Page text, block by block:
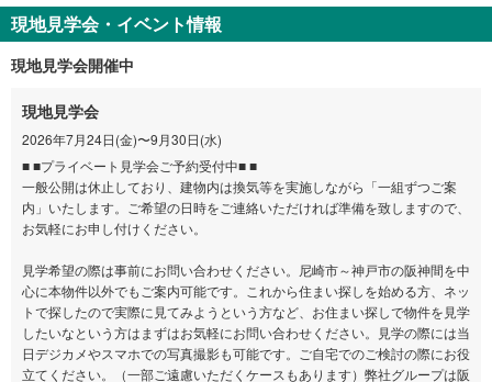
現地見学会・イベント情報
現地見学会開催中
現地見学会
2026年7月24日(金)〜9月30日(水)
■ ■プライベート見学会ご予約受付中■ ■
一般公開は休止しており、建物内は換気等を実施しながら「一組ずつご案
内」いたします。ご希望の日時をご連絡いただければ準備を致しますので、
お気軽にお申し付けください。
見学希望の際は事前にお問い合わせください。尼崎市～神戸市の阪神間を中
心に本物件以外でもご案内可能です。これから住まい探しを始める方、ネッ
トで探したので実際に見てみようという方など、お住まい探しで物件を見学
したいなという方はまずはお気軽にお問い合わせください。見学の際には当
日デジカメやスマホでの写真撮影も可能です。ご自宅でのご検討の際にお役
立てください。（一部ご遠慮いただくケースもあります）弊社グループは阪